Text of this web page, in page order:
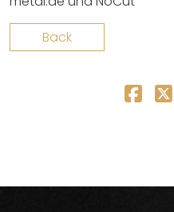
Back